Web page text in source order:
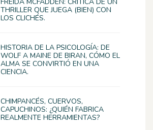
FREIDA MCFADDEN: CRÍTICA DE UN
THRILLER QUE JUEGA (BIEN) CON
LOS CLICHÉS.
HISTORIA DE LA PSICOLOGÍA: DE
WOLF A MAINE DE BIRAN, CÓMO EL
ALMA SE CONVIRTIÓ EN UNA
CIENCIA.
CHIMPANCÉS, CUERVOS,
CAPUCHINOS: ¿QUIÉN FABRICA
REALMENTE HERRAMIENTAS?